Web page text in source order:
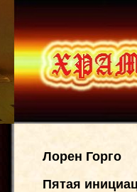
Лорен Горго
Пятая